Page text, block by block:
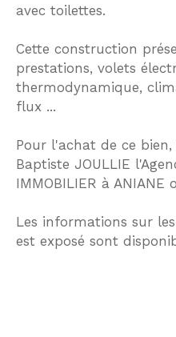
avec toilettes.
Cette construction
prestations, volets
thermodynamique,
flux ...
Pour l'achat de ce
Baptiste JOULLIE
IMMOBILIER à ANIANE
Les informations sur
est exposé sont